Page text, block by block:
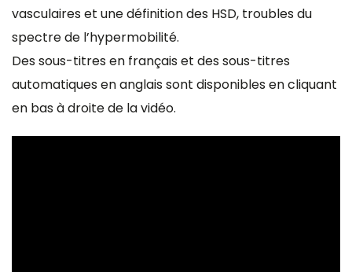
vasculaires et une définition des HSD, troubles du
spectre de l’hypermobilité.
Des sous-titres en français et des sous-titres
automatiques en anglais sont disponibles en cliquant
en bas à droite de la vidéo.